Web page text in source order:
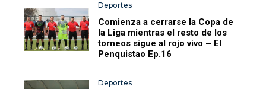
Deportes
Comienza a cerrarse la Copa de
la Liga mientras el resto de los
torneos sigue al rojo vivo – El
Penquistao Ep.16
Deportes